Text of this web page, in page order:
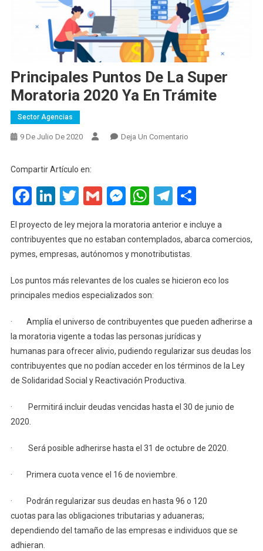
Principales Puntos De La Super
Moratoria 2020 Ya En Trámite
Sector Agencias
9 De Julio De 2020 Deja Un ComentarioEn
La
Super
Ya
En
Compartir Artículo en:
Facebook
LinkedIn
Twitter
GmailMessenger
WhatsApp
Telegram
El proyecto de ley mejora la moratoria anterior e incluye a
contribuyentes que no estaban contemplados, abarca comercios,
pymes, empresas, autónomos y monotributistas.
Los puntos más relevantes de los cuales se hicieron eco los
principales medios especializados son:
· Amplía el universo de contribuyentes que pueden adherirse a
la moratoria vigente a todas las personas jurídicas y
humanas para ofrecer alivio, pudiendo regularizar sus deudas los
contribuyentes que no podían acceder en los términos de la Ley
de Solidaridad Social y Reactivación Productiva.
· Permitirá incluir deudas vencidas hasta el 30 de junio de
2020.
· Será posible adherirse hasta el 31 de octubre de 2020.
· Primera cuota vence el 16 de noviembre.
· Podrán regularizar sus deudas en hasta 96 o 120
cuotas para las obligaciones tributarias y aduaneras;
dependiendo del tamaño de las empresas e individuos que se
adhieran.